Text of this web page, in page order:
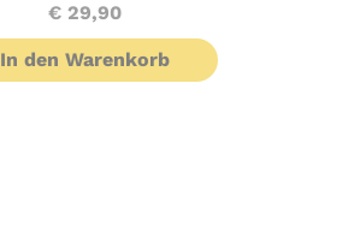
€ 29,90
In den Warenkorb